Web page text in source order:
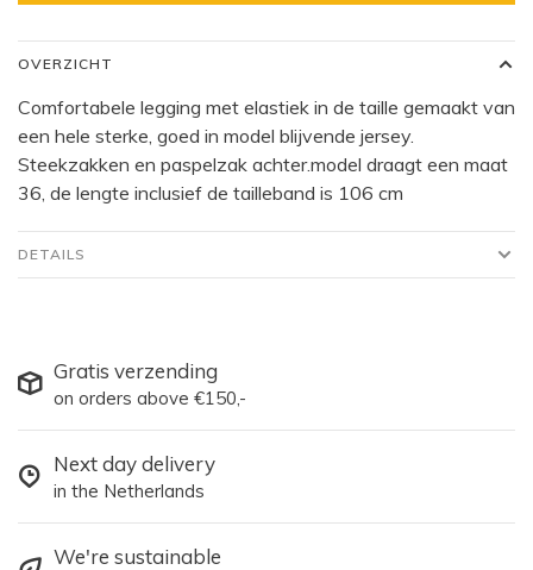
OVERZICHT
Comfortabele legging met elastiek in de taille gemaakt van
een hele sterke, goed in model blijvende jersey.
Steekzakken en paspelzak achter.model draagt een maat
36, de lengte inclusief de tailleband is 106 cm
DETAILS
Gratis verzending
on orders above €150,-
Next day delivery
in the Netherlands
We're sustainable